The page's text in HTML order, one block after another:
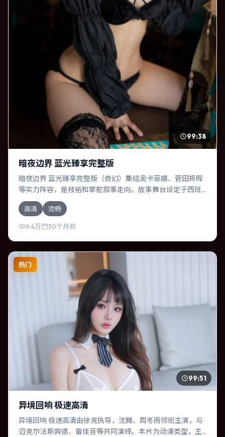
99:38
暗夜边界 蓝光臻享完整版
暗夜边界 蓝光臻享完整版（奇幻）集结奥卡菲娜、菅田将晖
等实力阵容，是枝裕和掌舵叙事走向。故事舞台设定于西班
牙，围绕一次意外选择展开连锁反应；配乐与色彩高度服务
于主题，结尾留白耐人寻味。
高清 流畅
9.4万 30个月前
热门
99:51
异境回响 极速高清
异境回响 极速高清由徐克执导，沈腾、周冬雨领衔主演，与
迈克尔·法斯宾德、雷佳音等共同演绎。本片为动漫类型，主